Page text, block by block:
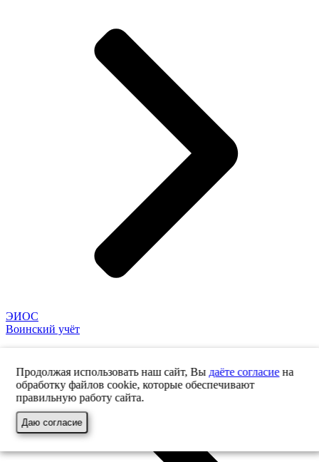
ЭИОС
Воинский учёт
Продолжая использовать наш сайт, Вы даёте согласиена
обработку файлов cookie, которые обеспечивают
правильную работу сайта.
Даю согласие